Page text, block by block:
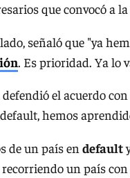
que convocó a
señaló que "ya
. Es prioridad. Ya lo
defendió el acuerdo
hemos
de un país en default
un país con